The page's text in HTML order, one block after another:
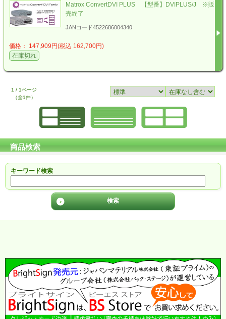
Matrox ConvertDVI PLUS 【型番】DVIPLUS/J ※販
売終了
JANコード4522686004340
価格： 147,909円(税込 162,700円)
在庫切れ
1 / 1ページ
（全1件）
商品検索
キーワード検索